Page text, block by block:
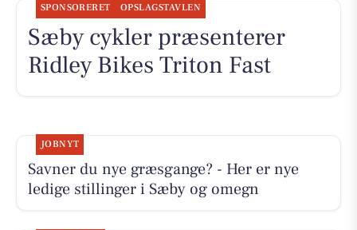
SPONSORERET OPSLAGSTAVLEN
Sæby cykler præsenterer
Ridley Bikes Triton Fast
JOBNYT
Savner du nye græsgange? - Her er nye
ledige stillinger i Sæby og omegn